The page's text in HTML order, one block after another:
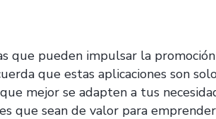
que pueden impulsar la
que estas aplicaciones son
mejor se adapten a tus
que sean de valor para